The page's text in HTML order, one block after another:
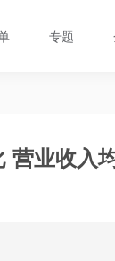
专题
营业收入